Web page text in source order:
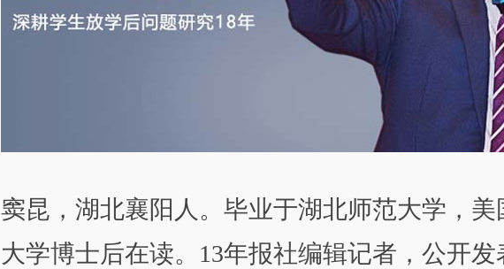
窦昆，湖北襄阳人。毕业于湖北师范大学，美
大学博士后在读。13年报社编辑记者，公开发